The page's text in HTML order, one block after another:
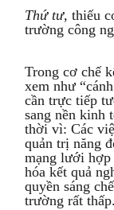
Thứ tư, thiếu
trường công
Trong cơ chế
xem như
cần trực tiếp
sang nền kinh
thời vì: Các
quản trị năng
mạng lưới hợp
hóa kết quả
quyền sáng
trường rất thấp.